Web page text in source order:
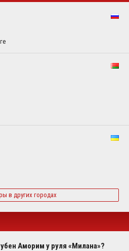
в других городах
Аморим у руля «Милана»?